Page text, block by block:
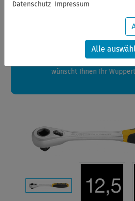
zwischen 28.07.2026 und
Ihre Bestellungen in diesem
24.08.2026
wünscht Ihnen Ihr
Datenschutz Impressum
Alle